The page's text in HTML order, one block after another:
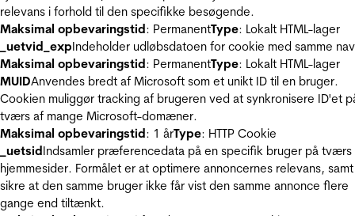
relevans i forhold til den specifikke besøgende.
Maksimal opbevaringstid: PermanentType: Lokalt HTML-lager
_uetvid_expIndeholder udløbsdatoen for cookie med samme
Maksimal opbevaringstid: PermanentType: Lokalt HTML-lager
MUIDAnvendes bredt af Microsoft som et unikt ID til en bruger.
Cookien muliggør tracking af brugeren ved at synkronisere ID'et
tværs af mange Microsoft-domæner.
Maksimal opbevaringstid: 1 årType: HTTP Cookie
_uetsidIndsamler præferencedata på en specifik bruger på tværs
hjemmesider. Formålet er at optimere annoncernes relevans, samt
sikre at den samme bruger ikke får vist den samme annonce flere
gange end tiltænkt.